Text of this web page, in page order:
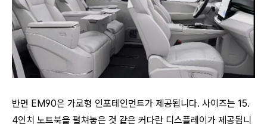
반면 EM90은 가로형 인포테인먼트가 제공됩니다. 사이즈는 15.
4인치 노트북을 펼쳐놓은 것 같은 커다란 디스플레이가 제공됩니